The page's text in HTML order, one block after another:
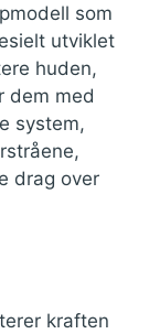
som
utviklet
huden,
dem med
system,
drag over
kraften